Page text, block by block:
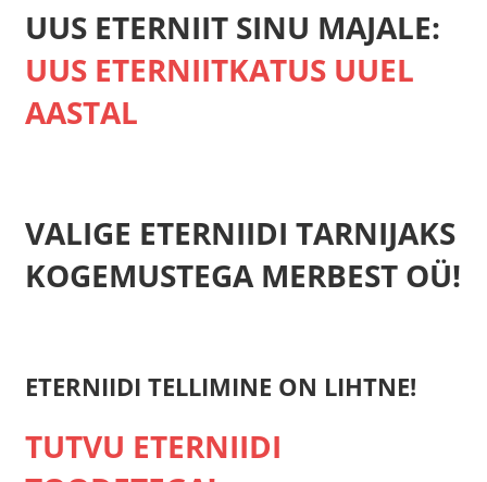
UUS ETERNIIT SINU MAJALE:
UUS ETERNIITKATUS UUEL
AASTAL
VALIGE ETERNIIDI TARNIJAKS
KOGEMUSTEGA MERBEST OÜ!
ETERNIIDI TELLIMINE ON LIHTNE!
TUTVU ETERNIIDI